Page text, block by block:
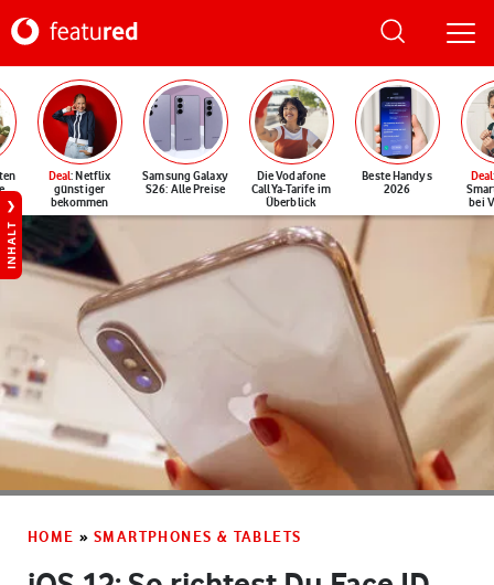
Deal: Netflix
günstiger
bekommen
Samsung Galaxy
S26: Alle Preise
Die Vodafone
CallYa-Tarife im
Überblick
Beste Handys
2026
Deal
bei
INHALT
HOME » SMARTPHONES & TABLETS